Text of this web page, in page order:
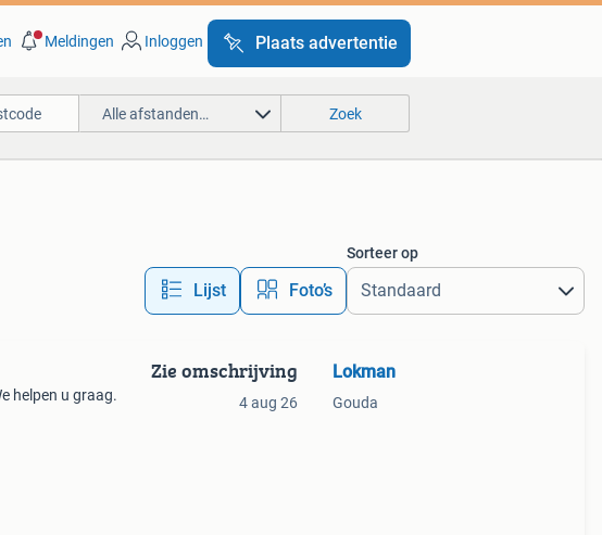
Meldingen Inloggen Plaats advertentie
Alle afstanden… Zoek
Lijst Foto’s
Sorteer op
helpen u graag.
Zie omschrijving
4 aug 26
Lokman
Gouda